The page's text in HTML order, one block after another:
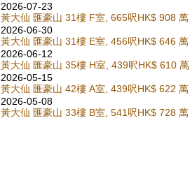
2026-07-23
黃大仙 匯豪山 31樓 F室, 665呎HK$ 908 萬
2026-06-30
黃大仙 匯豪山 31樓 E室, 456呎HK$ 646 萬
2026-06-12
黃大仙 匯豪山 35樓 H室, 439呎HK$ 610 萬
2026-05-15
黃大仙 匯豪山 42樓 A室, 439呎HK$ 622 萬
2026-05-08
黃大仙 匯豪山 33樓 B室, 541呎HK$ 728 萬